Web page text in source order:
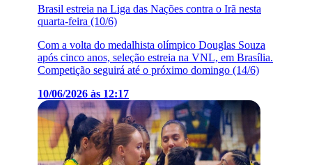
Brasil estreia na Liga das Nações contra o Irã nesta
quarta-feira (10/6)
Com a volta do medalhista olímpico Douglas Souza
após cinco anos, seleção estreia na VNL, em Brasília.
Competição seguirá até o próximo domingo (14/6)
10/06/2026 às 12:17